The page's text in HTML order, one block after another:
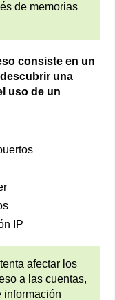
de memorias
consiste en un
una
uso de un
IP
afectar los
a las cuentas,
información